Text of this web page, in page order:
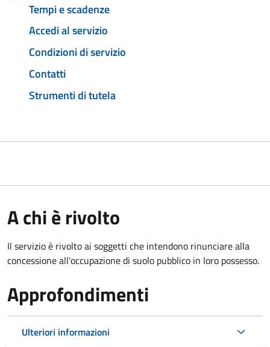
Tempi e scadenze
Accedi al servizio
Condizioni di servizio
Contatti
Strumenti di tutela
A chi è rivolto
Il servizio è rivolto ai soggetti che intendono rinunciare alla
concessione all'occupazione di suolo pubblico in loro possesso.
Approfondimenti
Ulteriori informazioni